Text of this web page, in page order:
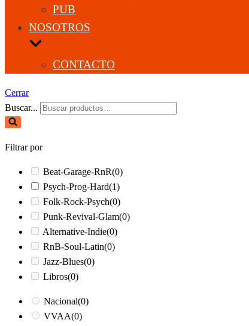
PUB
NOSOTROS
CONTACTO
Cerrar
Buscar...
Filtrar por
Beat-Garage-RnR(0)
Psych-Prog-Hard(1)
Folk-Rock-Psych(0)
Punk-Revival-Glam(0)
Alternative-Indie(0)
RnB-Soul-Latin(0)
Jazz-Blues(0)
Libros(0)
Nacional(0)
VVAA(0)